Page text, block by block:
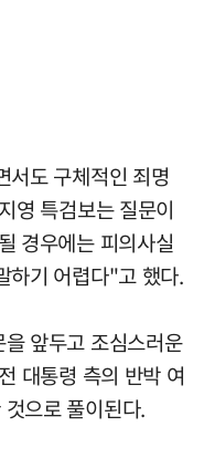
서도 구체적인 죄명
영 특검보는 질문이
경우에는 피의사실
하기 어렵다"고 했다.
앞두고 조심스러운
대통령 측의 반박 여
으로 풀이된다.